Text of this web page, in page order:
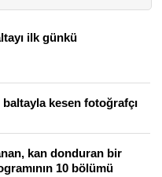
ilk günkü
kesen fotoğrafçı
kan donduran bir
10 bölümü